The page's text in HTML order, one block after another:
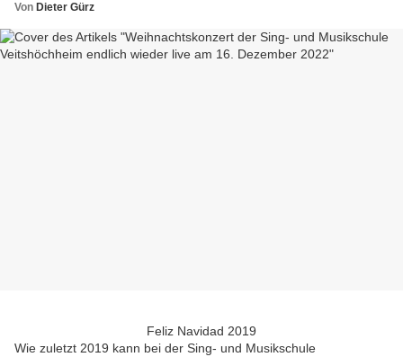
Von Dieter Gürz
Feliz Navidad 2019
Wie zuletzt 2019 kann bei der Sing- und Musikschule